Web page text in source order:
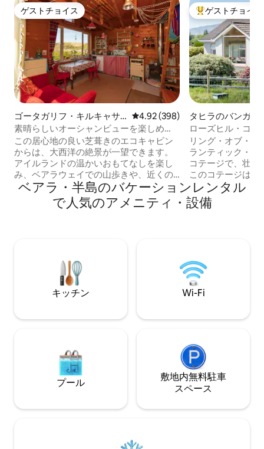
ゲストチョイス
ゲストチョイス
ゴータガリフ・キルキャサ
リン・アイリーズ・ベアラ
のログハウス
レビュー398件、5つ星中4.92つ
4.92 (398)
素晴らしいオーシャンビューを楽しめ
る、居心地の良い海岸沿いのエコキャビ
ン
この居心地の良い芝葺きのエコキャビン
からは、大西洋の絶景が一望できます。
アイルランドの温かいおもてなしを楽し
み、ベアラウェイでの山歩きや、近くの
サンゴ礁でのシュノーケリングをお楽し
みください。 地元のチーズ、ラム、魚介
類を試食したり、薪ストーブを燃やした
共交通機関はほとんどないため、自分の
交通手段（車など）をご利用いただくこ
とを強くおすすめします。「移動手段」
をご覧ください！
大好評のゲスト
ゲストチョイス
タヒラのバンガロ
ローズヒル・コ
ケリーのスニーム
リング・オブ・
ランティック・ウ
コテージで、壮大
このコテージは最
す。広々とした設
は、食器洗い機、
オーブン付き電気
イレ、洗面台が備
は2室あり、1室は
はツインベッドで
ングルームもあり
ベアラ・半島のバケーションレンタル
で人気のアメニティ・設備
キッチン Wi-Fi
プール
敷地内無料駐⁠車
ス⁠ペ⁠ー⁠ス